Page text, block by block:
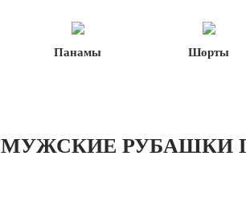
Панамы Шорты
МУЖСКИЕ РУБАШКИ